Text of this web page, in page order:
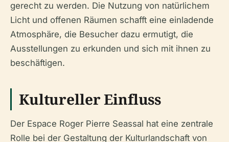
gerecht zu werden. Die Nutzung von natürlichem
Licht und offenen Räumen schafft eine einladende
Atmosphäre, die Besucher dazu ermutigt, die
Ausstellungen zu erkunden und sich mit ihnen zu
beschäftigen.
Kultureller Einfluss
Der Espace Roger Pierre Seassal hat eine zentrale
Rolle bei der Gestaltung der Kulturlandschaft von